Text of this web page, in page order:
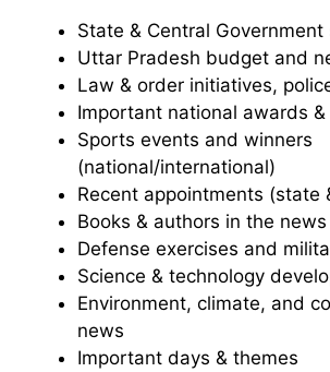
State & Central Government
Uttar Pradesh budget and
Law & order initiatives,
Important national awards &
Sports events and winners
(national/international)
Recent appointments (state
Books & authors in the news
Defense exercises and
Science & technology
Environment, climate, and
news
Important days & themes